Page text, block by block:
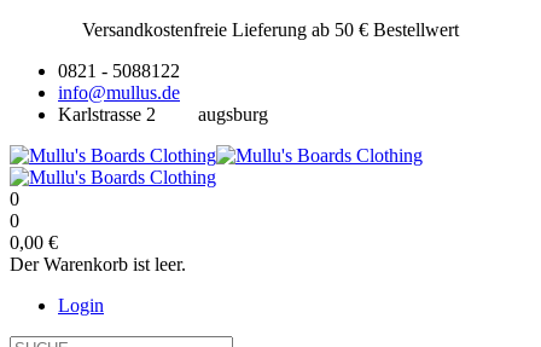
Versandkostenfreie Lieferung ab 50 € Bestellwert
0821 - 5088122
info@mullus.de
Karlstrasse 2
augsburg
0
0
0,00 €
Der Warenkorb ist leer.
Login